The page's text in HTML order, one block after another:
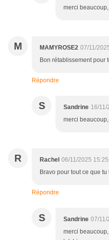
merci
M MAMYROSE2 07/11/
Bon rétablissement pour
Répondre
S Sandrine 16/
merci
R Rachel 06/11/2025 15:25
Bravo pour tout ce que
Répondre
S Sandrine 07/11/
merci